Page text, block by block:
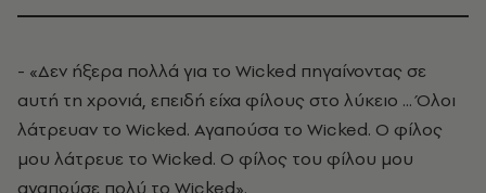
- «Δεν ήξερα πολλά για το Wicked πηγαίνοντας σε
αυτή τη χρονιά, επειδή είχα φίλους στο λύκειο ... Όλοι
λάτρευαν το Wicked. Αγαπούσα το Wicked. Ο φίλος
μου λάτρευε το Wicked. Ο φίλος του φίλου μου
αγαπούσε πολύ το Wicked».